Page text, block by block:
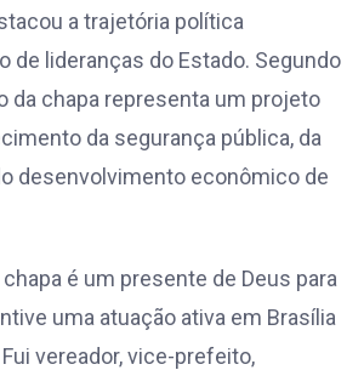
a trajetória política
de lideranças do Estado. Segundo
da chapa representa um projeto
da segurança pública, da
desenvolvimento econômico de
é um presente de Deus para
uma atuação ativa em Brasília
vereador, vice-prefeito,